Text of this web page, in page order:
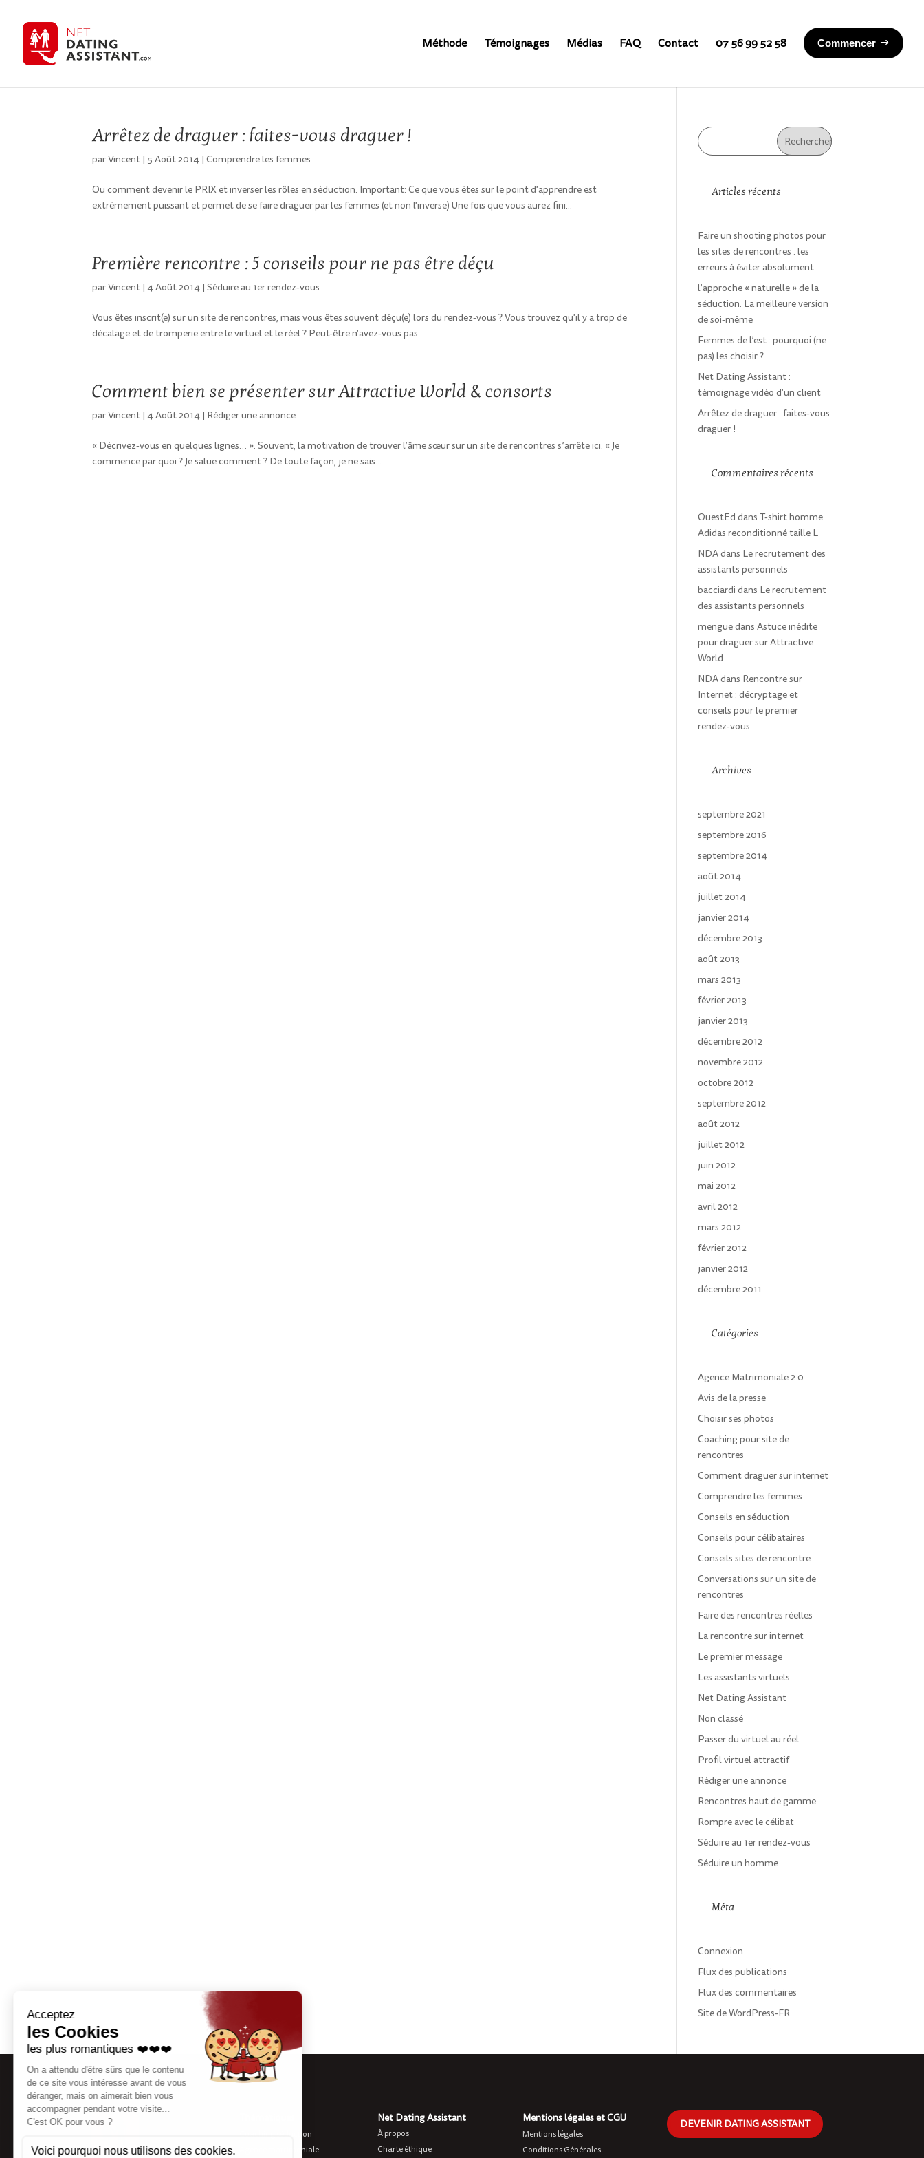
Méthode Témoignages Médias FAQ Contact 07 56 99 52 58 Commencer
Arrêtez de draguer : faites-vous draguer !
parVincent | 5 Août 2014 |Comprendre les femmes
Ou comment devenir le PRIX et inverser les rôles en séduction. Important: Ce que vous êtes sur le point d'apprendre est
extrêmement puissant et permet de se faire draguer par les femmes (et non l'inverse) Une fois que vous aurez fini...
Première rencontre : 5 conseils pour ne pas être déçu
parVincent | 4 Août 2014 |Séduire au 1er rendez-vous
Vous êtes inscrit(e) sur un site de rencontres, mais vous êtes souvent déçu(e) lors du rendez-vous ? Vous trouvez qu'il y a trop de
décalage et de tromperie entre le virtuel et le réel ? Peut-être n'avez-vous pas...
Comment bien se présenter sur Attractive World & consorts
parVincent | 4 Août 2014 | Rédiger une annonce
« Décrivez-vous en quelques lignes… ». Souvent, la motivation de trouver l’âme sœur sur un site de rencontres s’arrête ici. « Je
commence par quoi ? Je salue comment ? De toute façon, je ne sais...
Articles récents
Faire un shooting photos pour
les sites de rencontres : les
erreurs à éviter absolument
l’approche « naturelle » de la
séduction. La meilleure version
de soi-même
Femmes de l’est : pourquoi (ne
pas) les choisir ?
Net Dating Assistant :
témoignage vidéo d'un client
Arrêtez de draguer : faites-vous
draguer !
Commentaires récents
OuestEd dansT-shirt homme
Adidas reconditionné taille L
NDAdans Le recrutement des
assistants personnels
bacciardi dans Le recrutement
des assistants personnels
menguedansAstuce inédite
pour draguer sur Attractive
World
NDAdans Rencontre sur
Internet : décryptage et
conseils pour le premier
rendez-vous
Archives
septembre 2021
septembre 2016
septembre 2014
août 2014
juillet 2014
janvier 2014
décembre 2013
août 2013
mars 2013
février 2013
janvier 2013
décembre 2012
novembre 2012
octobre 2012
septembre 2012
août 2012
juillet 2012
juin 2012
mai 2012
avril 2012
mars 2012
février 2012
janvier 2012
décembre 2011
Catégories
Agence Matrimoniale 2.0
Avis de la presse
Choisir ses photos
Coaching pour site de
rencontres
Comment draguer sur internet
Comprendre les femmes
Conseils en séduction
Conseils pour célibataires
Conseils sites de rencontre
Conversations sur un site de
rencontres
Faire des rencontres réelles
La rencontre sur internet
Le premier message
Les assistants virtuels
Net Dating Assistant
Non classé
Passer du virtuel au réel
Profil virtuel attractif
Rédiger une annonce
Rencontres haut de gamme
Rompre avec le célibat
Séduire au 1er rendez-vous
Séduire un homme
Méta
Connexion
Flux des publications
Flux des commentaires
Site de WordPress-FR
Coaching séduction
Agence matrimoniale
Net Dating Assistant
À propos
Charte éthique
Mentions légales et CGU
Mentions légales
Conditions Générales
DEVENIR DATING ASSISTANT